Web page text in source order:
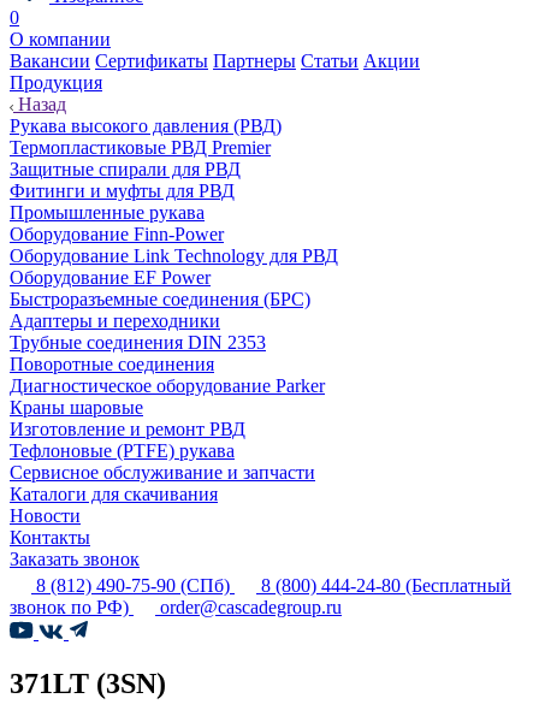
0
О компании
Вакансии Сертификаты Партнеры Статьи Акции
Продукция
Назад
Рукава высокого давления (РВД)
Термопластиковые РВД Premier
Защитные спирали для РВД
Фитинги и муфты для РВД
Промышленные рукава
Оборудование Finn-Power
Оборудование Link Technology для РВД
Оборудование EF Power
Быстроразъемные соединения (БРС)
Адаптеры и переходники
Трубные соединения DIN 2353
Поворотные соединения
Диагностическое оборудование Parker
Краны шаровые
Изготовление и ремонт РВД
Тефлоновые (PTFE) рукава
Сервисное обслуживание и запчасти
Каталоги для скачивания
Новости
Контакты
Заказать звонок
8 (812) 490-75-90 (СПб) 8 (800) 444-24-80 (Бесплатный
звонок по РФ)
order@cascadegroup.ru
371LT (3SN)